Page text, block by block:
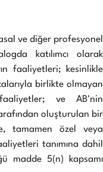
ve diğer profesyonel
katılımcı olarak
faaliyetleri; kesinlikle
birlikte olmayan
ve AB'nin
oluşturulan bir
tamamen özel veya
tanımına dahil
madde 5(n) kapsamı